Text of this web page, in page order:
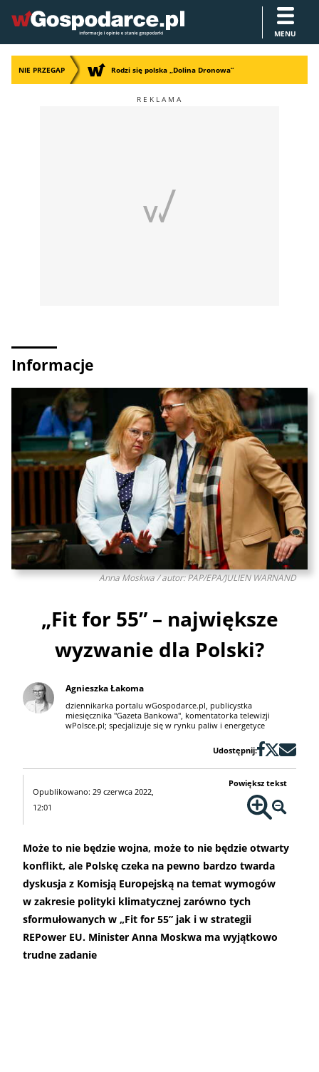
MENU
NIE PRZEGAP Rodzi się polska „Dolina Dronowa”
Informacje
Anna Moskwa / autor: PAP/EPA/JULIEN WARNAND
„Fit for 55” – największe
wyzwanie dla Polski?
Agnieszka Łakoma
dziennikarka portalu wGospodarce.pl, publicystka
miesięcznika "Gazeta Bankowa", komentatorka telewizji
wPolsce.pl; specjalizuje się w rynku paliw i energetyce
Udostępnij:
Opublikowano: 29 czerwca 2022,
12:01
Powiększ tekst
Może to nie będzie wojna, może to nie będzie otwarty
konflikt, ale Polskę czeka na pewno bardzo twarda
dyskusja z Komisją Europejską na temat wymogów
w zakresie polityki klimatycznej zarówno tych
sformułowanych w „Fit for 55” jak i w strategii
REPower EU. Minister Anna Moskwa ma wyjątkowo
trudne zadanie